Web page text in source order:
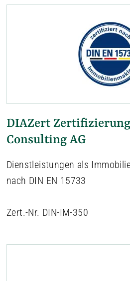
DIAZert
Consulting AG
Dienstleistungen als
nach DIN EN 15733
Zert.-Nr. DIN-IM-350